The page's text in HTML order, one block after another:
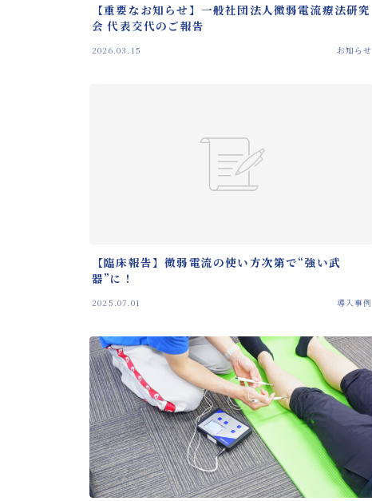
【重要なお知らせ】一般社団法人微弱電流療法研究
会 代表交代のご報告
2026.03.15 お知らせ
【臨床報告】微弱電流の使い方次第で“強い武
器”に！
2025.07.01 導入事例